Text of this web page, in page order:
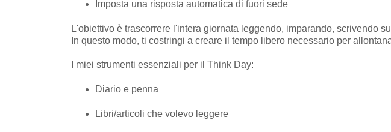
Imposta una risposta automatica di fuori sede
L'obiettivo è trascorrere l'intera giornata leggendo, imparando, scrivendo
In questo modo, ti costringi a creare il tempo libero necessario per
I miei strumenti essenziali per il Think Day:
Diario e penna
Libri/articoli che volevo leggere